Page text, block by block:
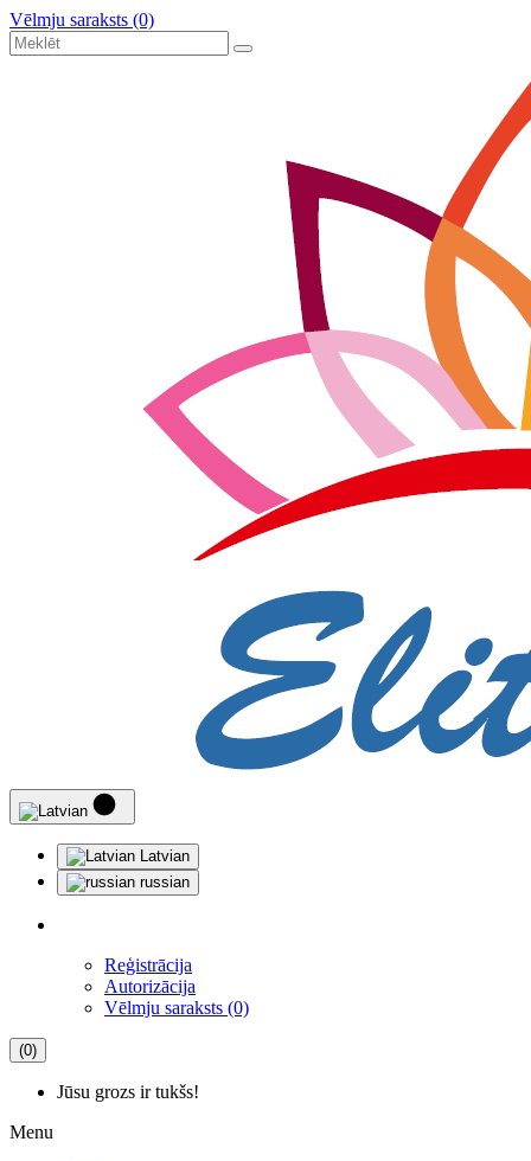
Vēlmju saraksts (0)
Latvian
russian
Reģistrācija
Autorizācija
Vēlmju saraksts (0)
(0)
Jūsu grozs ir tukšs!
Menu